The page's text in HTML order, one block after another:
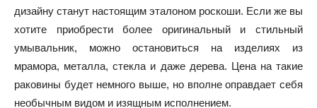
дизайну станут настоящим эталоном роскоши. Если же вы
хотите приобрести более оригинальный и стильный
умывальник, можно остановиться на изделиях из
мрамора, металла, стекла и даже дерева. Цена на такие
раковины будет немного выше, но вполне оправдает себя
необычным видом и изящным исполнением.